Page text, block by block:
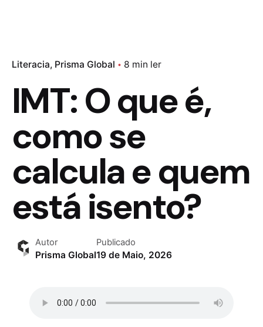
Literacia Prisma Global 8 min ler
IMT: O que é,
como se
calcula e quem
está isento?
Autor
Prisma Global
Publicado
19 de Maio, 2026